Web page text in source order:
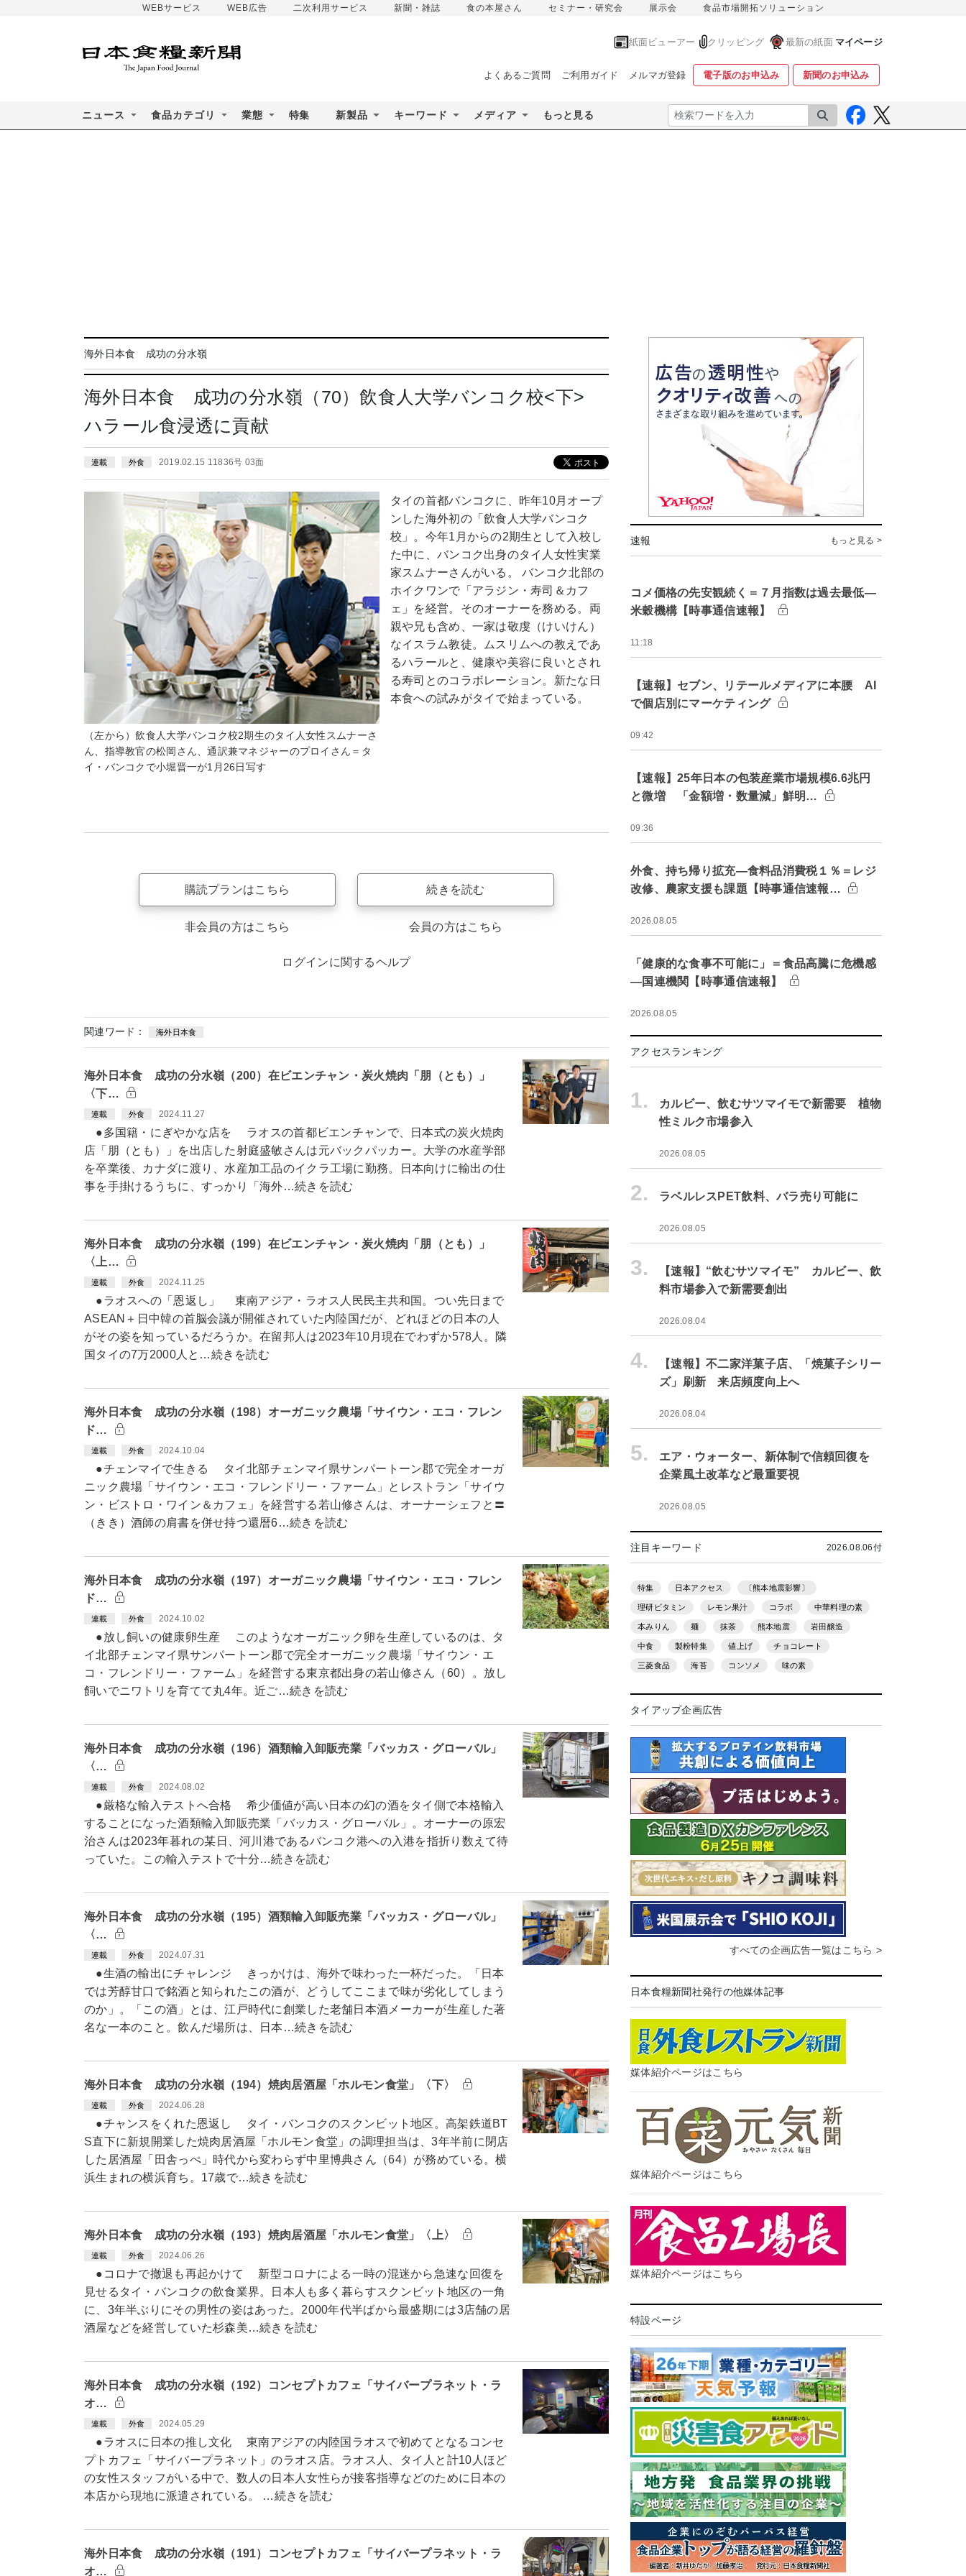
WEBサービス WEB広告 二次利用サービス 新聞・雑誌 食の本屋さん セミナー・研究会 展示会 食品市場開拓ソリューション
紙面ビューアー クリッピング 最新の紙面 マイページ
よくあるご質問 ご利用ガイド メルマガ登録 電子版のお申込み 新聞のお申込み
ニュース 食品カテゴリ 業態 特集 新製品 キーワード メディア もっと見る 検索
海外日本食 成功の分水嶺
海外日本食 成功の分水嶺（70）飲食人大学バンコク校<下>
ハラール食浸透に貢献
連載 外食 2019.02.15 11836号 03面
（左から）飲食人大学バンコク校2期生のタイ人女性スムナーさ
ん、指導教官の松岡さん、通訳兼マネジャーのプロイさん＝タ
イ・バンコクで小堀晋一が1月26日写す
タイの首都バンコクに、昨年10月オープ
ンした海外初の「飲食人大学バンコク
校」。今年1月からの2期生として入校し
た中に、バンコク出身のタイ人女性実業
家スムナーさんがいる。 バンコク北部の
ホイクワンで「アラジン・寿司＆カフ
ェ」を経営。そのオーナーを務める。両
親や兄も含め、一家は敬虔（けいけん）
なイスラム教徒。ムスリムへの教えであ
るハラールと、健康や美容に良いとされ
る寿司とのコラボレーション。新たな日
本食への試みがタイで始まっている。
購読プランはこちら
非会員の方はこちら
続きを読む
会員の方はこちら
ログインに関するヘルプ
関連ワード： 海外日本食
海外日本食 成功の分水嶺（200）在ビエンチャン・炭火焼肉「朋（とも）」
〈下…
連載 外食 2024.11.27
●多国籍・にぎやかな店を ラオスの首都ビエンチャンで、日本式の炭火焼肉
店「朋（とも）」を出店した射庭盛敏さんは元バックパッカー。大学の水産学部
を卒業後、カナダに渡り、水産加工品のイクラ工場に勤務。日本向けに輸出の仕
事を手掛けるうちに、すっかり「海外…続きを読む
海外日本食 成功の分水嶺（199）在ビエンチャン・炭火焼肉「朋（とも）」
〈上…
連載 外食 2024.11.25
●ラオスへの「恩返し」 東南アジア・ラオス人民民主共和国。つい先日まで
ASEAN＋日中韓の首脳会議が開催されていた内陸国だが、どれほどの日本の人
がその姿を知っているだろうか。在留邦人は2023年10月現在でわずか578人。隣
国タイの7万2000人と…続きを読む
海外日本食 成功の分水嶺（198）オーガニック農場「サイウン・エコ・フレン
ド…
連載 外食 2024.10.04
●チェンマイで生きる タイ北部チェンマイ県サンパートーン郡で完全オーガ
ニック農場「サイウン・エコ・フレンドリー・ファーム」とレストラン「サイウ
ン・ビストロ・ワイン＆カフェ」を経営する若山修さんは、オーナーシェフと〓
（きき）酒師の肩書を併せ持つ還暦6…続きを読む
海外日本食 成功の分水嶺（197）オーガニック農場「サイウン・エコ・フレン
ド…
連載 外食 2024.10.02
●放し飼いの健康卵生産 このようなオーガニック卵を生産しているのは、タ
イ北部チェンマイ県サンパートーン郡で完全オーガニック農場「サイウン・エ
コ・フレンドリー・ファーム」を経営する東京都出身の若山修さん（60）。放し
飼いでニワトリを育てて丸4年。近ご…続きを読む
海外日本食 成功の分水嶺（196）酒類輸入卸販売業「バッカス・グローバル」
〈…
連載 外食 2024.08.02
●厳格な輸入テストへ合格 希少価値が高い日本の幻の酒をタイ側で本格輸入
することになった酒類輸入卸販売業「バッカス・グローバル」。オーナーの原宏
治さんは2023年暮れの某日、河川港であるバンコク港への入港を指折り数えて待
っていた。この輸入テストで十分…続きを読む
海外日本食 成功の分水嶺（195）酒類輸入卸販売業「バッカス・グローバル」
〈…
連載 外食 2024.07.31
●生酒の輸出にチャレンジ きっかけは、海外で味わった一杯だった。「日本
では芳醇甘口で銘酒と知られたこの酒が、どうしてここまで味が劣化してしまう
のか」。「この酒」とは、江戸時代に創業した老舗日本酒メーカーが生産した著
名な一本のこと。飲んだ場所は、日本…続きを読む
海外日本食 成功の分水嶺（194）焼肉居酒屋「ホルモン食堂」〈下〉
連載 外食 2024.06.28
●チャンスをくれた恩返し タイ・バンコクのスクンビット地区。高架鉄道BT
S直下に新規開業した焼肉居酒屋「ホルモン食堂」の調理担当は、3年半前に閉店
した居酒屋「田舎っぺ」時代から変わらず中里博典さん（64）が務めている。横
浜生まれの横浜育ち。17歳で…続きを読む
海外日本食 成功の分水嶺（193）焼肉居酒屋「ホルモン食堂」〈上〉
連載 外食 2024.06.26
●コロナで撤退も再起かけて 新型コロナによる一時の混迷から急速な回復を
見せるタイ・バンコクの飲食業界。日本人も多く暮らすスクンビット地区の一角
に、3年半ぶりにその男性の姿はあった。2000年代半ばから最盛期には3店舗の居
酒屋などを経営していた杉森美…続きを読む
海外日本食 成功の分水嶺（192）コンセプトカフェ「サイバープラネット・ラ
オ…
連載 外食 2024.05.29
●ラオスに日本の推し文化 東南アジアの内陸国ラオスで初めてとなるコンセ
プトカフェ「サイバープラネット」のラオス店。ラオス人、タイ人と計10人ほど
の女性スタッフがいる中で、数人の日本人女性らが接客指導などのために日本の
本店から現地に派遣されている。 …続きを読む
海外日本食 成功の分水嶺（191）コンセプトカフェ「サイバープラネット・ラ
オ…
速報 もっと見る >
コメ価格の先安観続く＝７月指数は過去最低―
米穀機構【時事通信速報】
11:18
【速報】セブン、リテールメディアに本腰 AI
で個店別にマーケティング
09:42
【速報】25年日本の包装産業市場規模6.6兆円
と微増 「金額増・数量減」鮮明…
09:36
外食、持ち帰り拡充―食料品消費税１％＝レジ
改修、農家支援も課題【時事通信速報…
2026.08.05
「健康的な食事不可能に」＝食品高騰に危機感
―国連機関【時事通信速報】
2026.08.05
アクセスランキング
1.
カルビー、飲むサツマイモで新需要 植物
性ミルク市場参入
2026.08.05
2. ラベルレスPET飲料、バラ売り可能に
2026.08.05
3.
【速報】“飲むサツマイモ” カルビー、飲
料市場参入で新需要創出
2026.08.04
4.
【速報】不二家洋菓子店、「焼菓子シリー
ズ」刷新 来店頻度向上へ
2026.08.04
5.
エア・ウォーター、新体制で信頼回復を
企業風土改革など最重要視
2026.08.05
注目キーワード 2026.08.06付
特集 日本アクセス 〔熊本地震影響〕
理研ビタミン レモン果汁 コラボ 中華料理の素
本みりん 麺 抹茶 熊本地震 岩田醸造
中食 製粉特集 値上げ チョコレート
三菱食品 海苔 コンソメ 味の素
タイアップ企画広告
すべての企画広告一覧はこちら >
日本食糧新聞社発行の他媒体記事
媒体紹介ページはこちら
媒体紹介ページはこちら
媒体紹介ページはこちら
特設ページ